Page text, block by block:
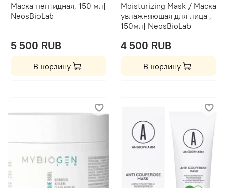
Маска пептидная, 150 мл|
NeosBioLab
5 500 RUB
В корзину
Moisturizing Mask / Маска
увлажняющая для лица ,
150мл| NeosBioLab
4 500 RUB
В корзину